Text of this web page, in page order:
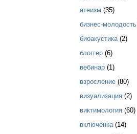
атеизм (35)
бизнес-молодость
биоакустика (2)
блоггер (6)
вебинар (1)
взросление (80)
визуализация (2)
виктимология (60)
включенка (14)